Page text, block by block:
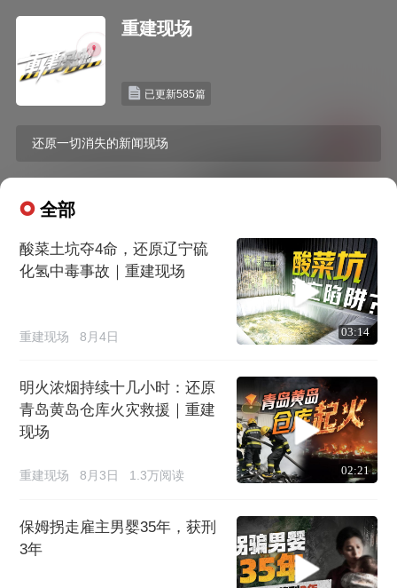
重建现场
已更新585篇
还原一切消失的新闻现场
全部
酸菜土坑夺4命，还原辽宁硫
化氢中毒事故｜重建现场
重建现场 8月4日 03:14
明火浓烟持续十几小时：还原
青岛黄岛仓库火灾救援｜重建
现场
重建现场 8月3日 1.3万阅读 02:21
保姆拐走雇主男婴35年，获刑
3年